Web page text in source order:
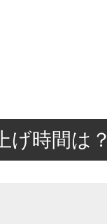
げ時間は？